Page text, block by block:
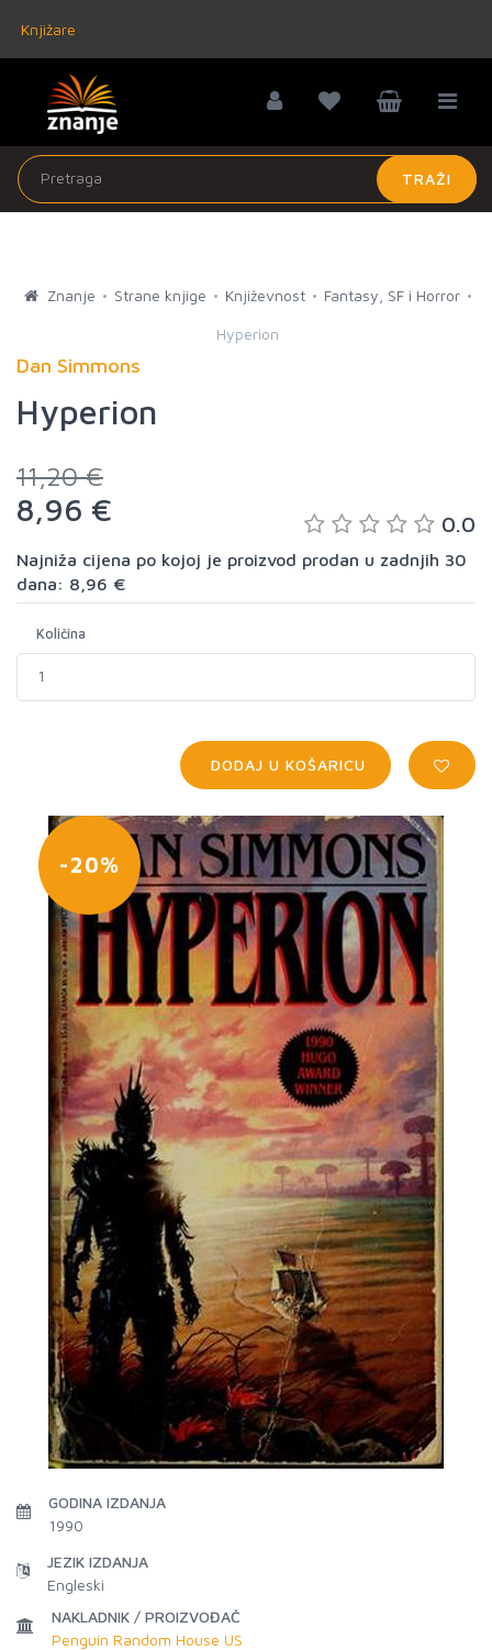
Knjižare
TRAŽI
Znanje Strane knjige Književnost Fantasy, SF i Horror
Hyperion
Dan Simmons
Hyperion
11,20 €
8,96 € 0.0
Najniža cijena po kojoj je proizvod prodan u zadnjih 30
dana: 8,96 €
Količina
DODAJ U KOŠARICU
-20%
GODINA IZDANJA
1990
JEZIK IZDANJA
Engleski
NAKLADNIK / PROIZVOĐAČ
Penguin Random House US